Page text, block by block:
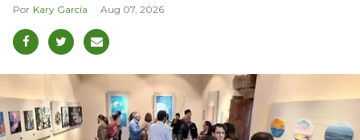
Kary García Aug 07, 2026